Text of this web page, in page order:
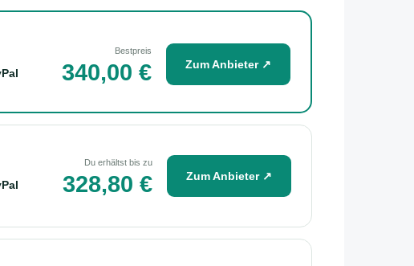
Bestpreis
340,00 € Zum Anbieter ↗
Du erhältst bis zu
328,80 € Zum Anbieter ↗